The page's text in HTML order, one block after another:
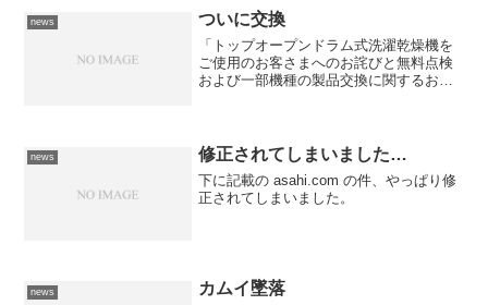
news ついに交換
「トップオープンドラム式洗濯乾燥機を
ご使用のお客さまへのお詫びと無料点検
および一部機種の製品交換に関するお知
した。 告知には、点検が...
news 修正されてしまいました…
下に記載の asahi.com の件、やっぱり修
正されてしまいました。
news カムイ墜落